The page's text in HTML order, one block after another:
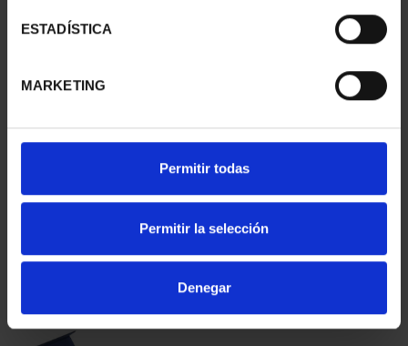
ESTADÍSTICA
MARKETING
Permitir todas
Permitir la selección
Denegar
PROVINCIA 3
registrados
PROVINCIA 4
registrados